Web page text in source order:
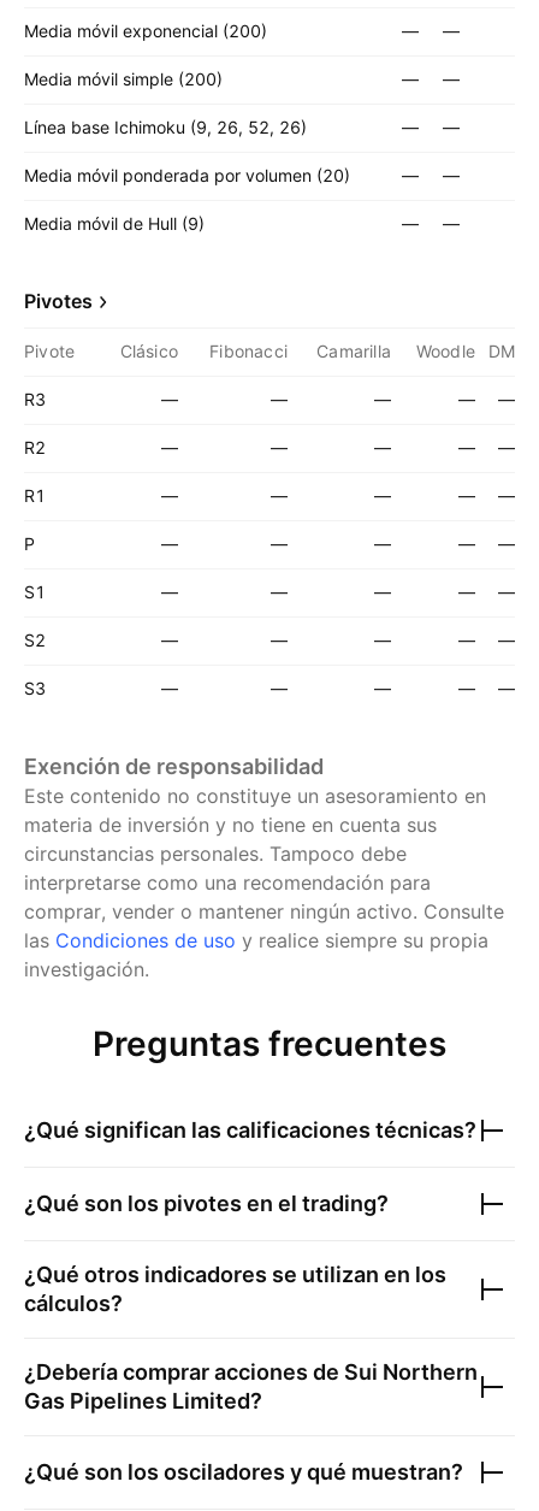
Media móvil exponencial (200) — —
Media móvil simple (200) — —
Línea base Ichimoku (9, 26, 52, 26) — —
Media móvil ponderada por volumen (20) — —
Media móvil de Hull (9) — —
Pivotes
Pivote Clásico Fibonacci Camarilla Woodle DM
R3 — — — — —
R2 — — — — —
R1 — — — — —
P — — — — —
S1 — — — — —
S2 — — — — —
S3 — — — — —
Exención de responsabilidad
Este contenido no constituye un asesoramiento en
materia de inversión y no tiene en cuenta sus
circunstancias personales. Tampoco debe
interpretarse como una recomendación para
comprar, vender o mantener ningún activo. Consulte
las Condiciones de uso y realice siempre su propia
investigación.
Preguntas frecuentes
¿Qué significan las calificaciones técnicas?
¿Qué son los pivotes en el trading?
¿Qué otros indicadores se utilizan en los
cálculos?
¿Debería comprar acciones de Sui Northern
Gas Pipelines Limited?
¿Qué son los osciladores y qué muestran?